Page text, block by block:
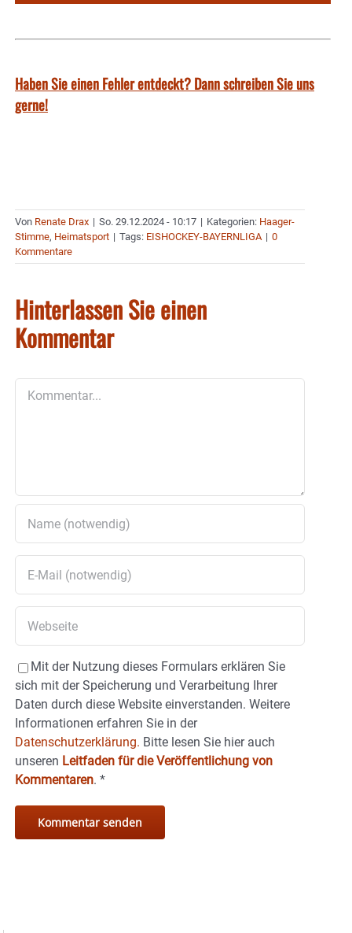
Haben Sie einen Fehler entdeckt? Dann schreiben Sie uns
gerne!
Von Renate Drax | So. 29.12.2024 - 10:17 | Kategorien: Haager-
Stimme, Heimatsport | Tags: EISHOCKEY-BAYERNLIGA | 0
Kommentare
Hinterlassen Sie einen
Kommentar
Mit der Nutzung dieses Formulars erklären Sie
sich mit der Speicherung und Verarbeitung Ihrer
Daten durch diese Website einverstanden. Weitere
Informationen erfahren Sie in der
Datenschutzerklärung. Bitte lesen Sie hier auch
unseren Leitfaden für die Veröffentlichung von
Kommentaren. *